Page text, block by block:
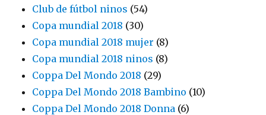
Club de fútbol ninos (54)
Copa mundial 2018 (30)
Copa mundial 2018 mujer (8)
Copa mundial 2018 ninos (8)
Coppa Del Mondo 2018 (29)
Coppa Del Mondo 2018 Bambino (10)
Coppa Del Mondo 2018 Donna (6)